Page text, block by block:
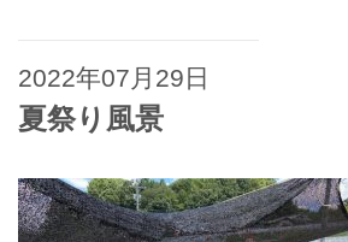
2022年07月29日
夏祭り風景